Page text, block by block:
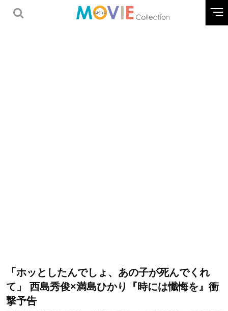
「ホッとしたんでしょ、あの子が死んでくれ
て」 西島秀俊×満島ひかり『時には懺悔を』衝
撃予告